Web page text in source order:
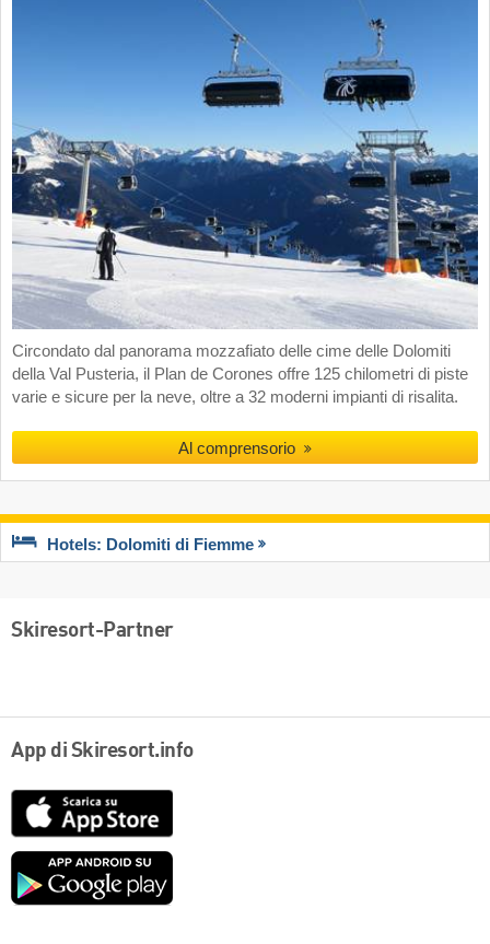
Circondato dal panorama mozzafiato delle cime delle Dolomiti
della Val Pusteria, il Plan de Corones offre 125 chilometri di piste
varie e sicure per la neve, oltre a 32 moderni impianti di risalita.
Al comprensorio
Hotels: Dolomiti di Fiemme
Skiresort-Partner
App di Skiresort.info
Google